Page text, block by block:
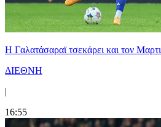
H Γαλατάσαραϊ τσεκάρει και τον
ΔΙΕΘΝΗ
|
16:55